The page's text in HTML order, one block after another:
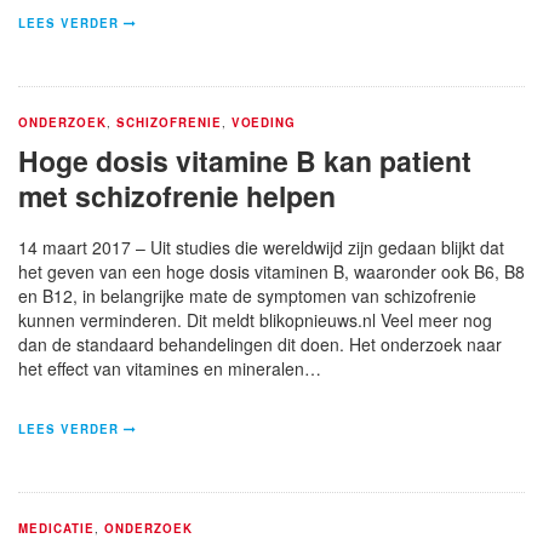
LEES VERDER
ONDERZOEK SCHIZOFRENIE VOEDING
Hoge dosis vitamine B kan patient
met schizofrenie helpen
14 maart 2017 – Uit studies die wereldwijd zijn gedaan blijkt dat
het geven van een hoge dosis vitaminen B, waaronder ook B6, B8
en B12, in belangrijke mate de symptomen van schizofrenie
kunnen verminderen. Dit meldt blikopnieuws.nl Veel meer nog
dan de standaard behandelingen dit doen. Het onderzoek naar
het effect van vitamines en mineralen…
LEES VERDER
MEDICATIE ONDERZOEK